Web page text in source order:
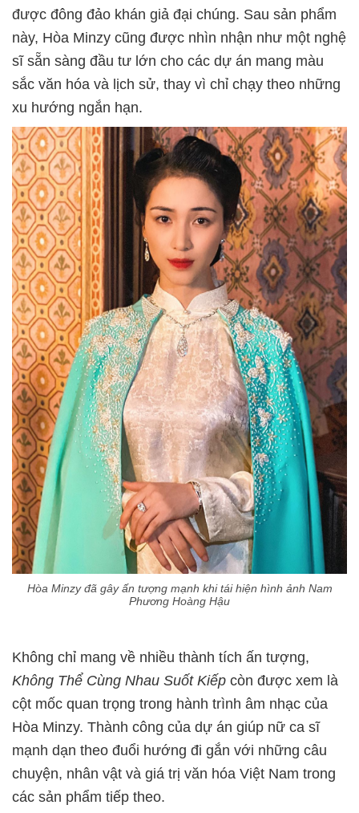
được đông đảo khán giả đại chúng. Sau sản phẩm
này, Hòa Minzy cũng được nhìn nhận như một nghệ
sĩ sẵn sàng đầu tư lớn cho các dự án mang màu
sắc văn hóa và lịch sử, thay vì chỉ chạy theo những
xu hướng ngắn hạn.
Hòa Minzy đã gây ấn tượng mạnh khi tái hiện hình ảnh Nam
Phương Hoàng Hậu
Không chỉ mang về nhiều thành tích ấn tượng,
Không Thể Cùng Nhau Suốt Kiếp còn được xem là
cột mốc quan trọng trong hành trình âm nhạc của
Hòa Minzy. Thành công của dự án giúp nữ ca sĩ
mạnh dạn theo đuổi hướng đi gắn với những câu
chuyện, nhân vật và giá trị văn hóa Việt Nam trong
các sản phẩm tiếp theo.